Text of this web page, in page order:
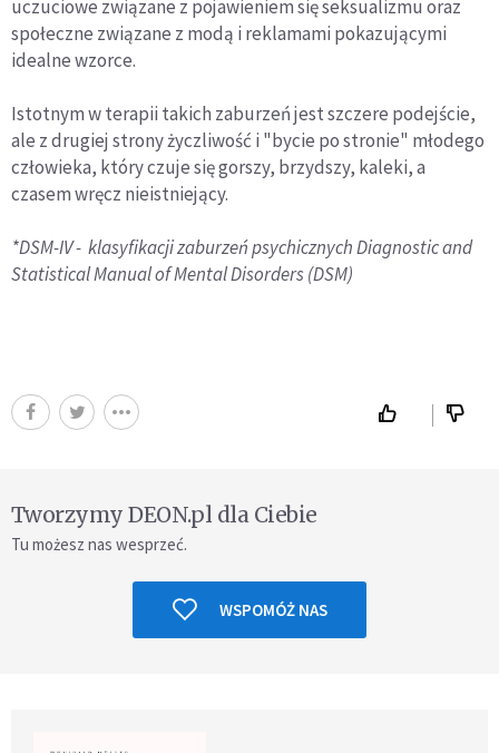
uczuciowe związane z pojawieniem się seksualizmu oraz
społeczne związane z modą i reklamami pokazującymi
idealne wzorce.
Istotnym w terapii takich zaburzeń jest szczere podejście,
ale z drugiej strony życzliwość i "bycie po stronie" młodego
człowieka, który czuje się gorszy, brzydszy, kaleki, a
czasem wręcz nieistniejący.
*DSM-IV - klasyfikacji zaburzeń psychicznych Diagnostic and
Statistical Manual of Mental Disorders (DSM)
Tworzymy DEON.pl dla Ciebie
Tu możesz nas wesprzeć.
WSPOMÓŻ NAS